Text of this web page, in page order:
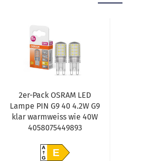
2er-Pack OSRAM LED
Lampe PIN G9 40 4.2W G9
klar warmweiss wie 40W
4058075449893
A
GE